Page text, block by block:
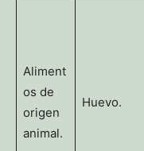
Aliment
os de
origen
animal.
Huevo.